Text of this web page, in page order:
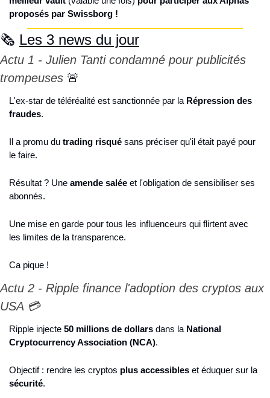
proposés par Swissborg !
🗞️ Les 3 news du jour
Actu 1 - Julien Tanti condamné pour publicités
trompeuses 🚨
L'ex-star de téléréalité est sanctionnée par la Répression des
fraudes.
Il a promu du trading risqué sans préciser qu'il était payé pour
le faire.
Résultat ? Une amende salée et l'obligation de sensibiliser ses
abonnés.
Une mise en garde pour tous les influenceurs qui flirtent avec
les limites de la transparence.
Ca pique !
Actu 2 - Ripple finance l'adoption des cryptos aux
USA 💳
Ripple injecte 50 millions de dollars dans la National
Cryptocurrency Association (NCA).
Objectif : rendre les cryptos plus accessibles
sécurité.